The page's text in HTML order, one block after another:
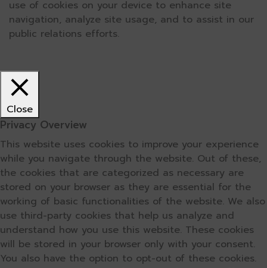
use of cookies on your device to enhance site
navigation, analyze site usage, and to assist in our
public relations efforts.
Close
Privacy Overview
This website uses cookies to improve your experience
while you navigate through the website. Out of these,
the cookies that are categorized as necessary are
stored on your browser as they are essential for the
working of basic functionalities of the website. We also
use third-party cookies that help us analyze and
understand how you use this website. These cookies
will be stored in your browser only with your consent.
You also have the option to opt-out of these cookies.